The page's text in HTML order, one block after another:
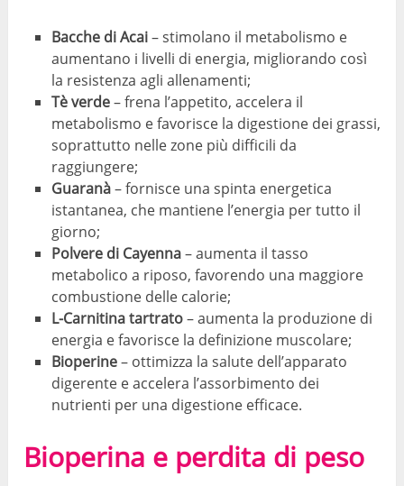
Bacche di Acai– stimolano il metabolismo e
aumentano i livelli di energia, migliorando così
la resistenza agli allenamenti;
Tè verde– frena l’appetito, accelera il
metabolismo e favorisce la digestione dei grassi,
soprattutto nelle zone più difficili da
raggiungere;
Guaranà– fornisce una spinta energetica
istantanea, che mantiene l’energia per tutto il
giorno;
Polvere di Cayenna– aumenta il tasso
metabolico a riposo, favorendo una maggiore
combustione delle calorie;
L-Carnitina tartrato– aumenta la produzione di
energia e favorisce la definizione muscolare;
Bioperine– ottimizza la salute dell’apparato
digerente e accelera l’assorbimento dei
nutrienti per una digestione efficace.
Bioperina e perdita di peso